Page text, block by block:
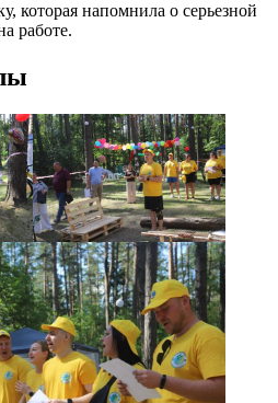
которая напомнила о серьезной
работе.